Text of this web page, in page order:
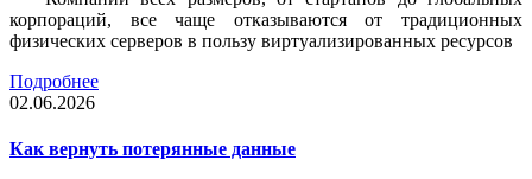
корпораций, все чаще отказываются от традиционных
физических серверов в пользу виртуализированных ресурсов
Подробнее
02.06.2026
Как вернуть потерянные данные